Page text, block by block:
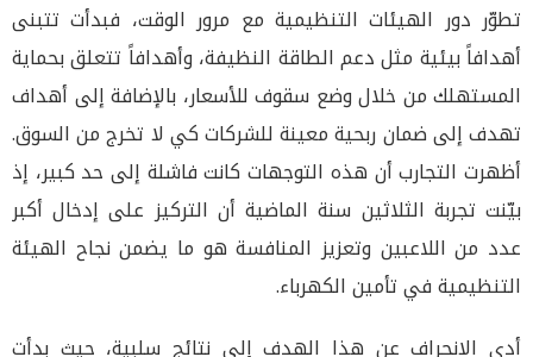
تطوّر دور الهيئات التنظيمية مع مرور الوقت، فبدأت تتبنى
أهدافاً بيئية مثل دعم الطاقة النظيفة، وأهدافاً تتعلق بحماية
المستهلك من خلال وضع سقوف للأسعار، بالإضافة إلى أهداف
تهدف إلى ضمان ربحية معينة للشركات كي لا تخرج من السوق.
أظهرت التجارب أن هذه التوجهات كانت فاشلة إلى حد كبير، إذ
بيّنت تجربة الثلاثين سنة الماضية أن التركيز على إدخال أكبر
عدد من اللاعبين وتعزيز المنافسة هو ما يضمن نجاح الهيئة
التنظيمية في تأمين الكهرباء.
أدى الانحراف عن هذا الهدف إلى نتائج سلبية، حيث بدأت